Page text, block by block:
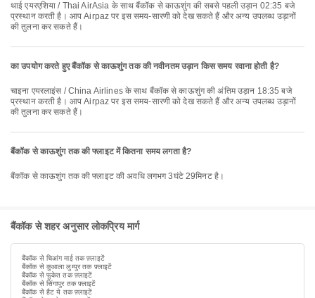
थाई एयरएशिया / Thai AirAsia के साथ बैंकॉक से काऊशुंग की सबसे पहली उड़ान 02:35 बजे
प्रस्थान करती है। आप Airpaz पर इस समय-सारणी को देख सकते हैं और अन्य उपलब्ध उड़ानों
की तुलना कर सकते हैं।
का उपयोग करते हुए बैंकॉक से काऊशुंग तक की नवीनतम उड़ान किस समय रवाना होती है?
चाइना एयरलाइंस / China Airlines के साथ बैंकॉक से काऊशुंग की अंतिम उड़ान 18:35 बजे
प्रस्थान करती है। आप Airpaz पर इस समय-सारणी को देख सकते हैं और अन्य उपलब्ध उड़ानों
की तुलना कर सकते हैं।
बैंकॉक से काऊशुंग तक की फ्लाइट में कितना समय लगता है?
बैंकॉक से काऊशुंग तक की फ्लाइट की अवधि लगभग 3घंटे 29मिनट है।
बैंकॉक से शहर अनुसार लोकप्रिय मार्ग
बैंकॉक से चिआंग माई तक फ़्लाइटें
बैंकॉक से कुआला लुम्पुर तक फ़्लाइटें
बैंकॉक से फुकेत तक फ़्लाइटें
बैंकॉक से सिंगापुर तक फ़्लाइटें
बैंकॉक से हैट ये तक फ़्लाइटें